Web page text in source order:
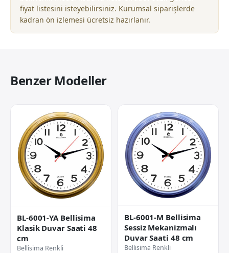
fiyat listesini isteyebilirsiniz. Kurumsal siparişlerde
kadran ön izlemesi ücretsiz hazırlanır.
Benzer Modeller
BL-6001-YA Bellisima
Klasik Duvar Saati 48
cm
Bellisima Renkli
BL-6001-M Bellisima
Sessiz Mekanizmalı
Duvar Saati 48 cm
Bellisima Renkli